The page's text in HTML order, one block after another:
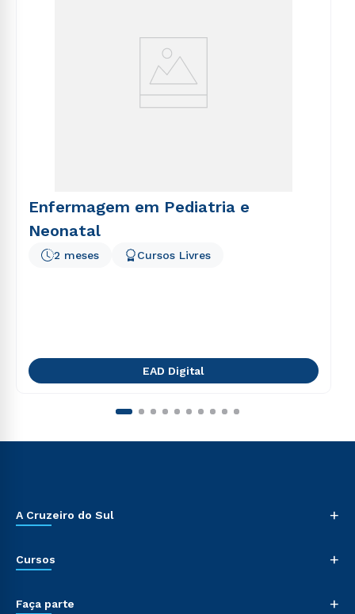
Enfermagem em Pediatria e
Neonatal
2 meses Cursos Livres
EAD Digital
A Cruzeiro do Sul +
Cursos +
Faça parte +